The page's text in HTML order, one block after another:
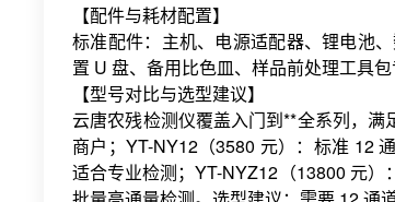
【配件与耗材配置】
标准配件：主机、电源适配器、锂电池
置 U 盘、备用比色皿、样品前处理工具
【型号对比与选型建议】
云唐农残检测仪覆盖入门到**全系列，
商户；YT-NY12（3580 元）：标准 12
适合专业检测；YT-NYZ12（13800 元